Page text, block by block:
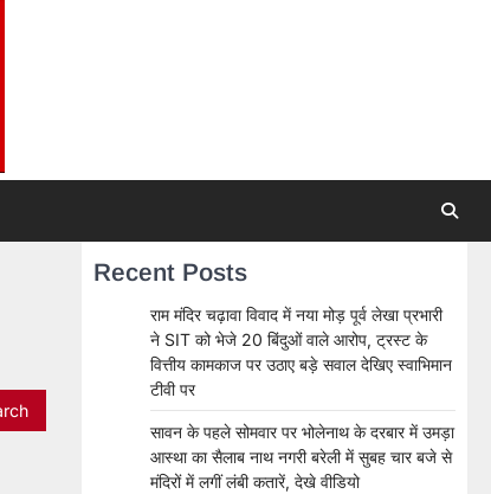
Recent Posts
राम मंदिर चढ़ावा विवाद में नया मोड़ पूर्व लेखा प्रभारी
ने SIT को भेजे 20 बिंदुओं वाले आरोप, ट्रस्ट के
वित्तीय कामकाज पर उठाए बड़े सवाल देखिए स्वाभिमान
टीवी पर
सावन के पहले सोमवार पर भोलेनाथ के दरबार में उमड़ा
आस्था का सैलाब नाथ नगरी बरेली में सुबह चार बजे से
मंदिरों में लगीं लंबी कतारें, देखे वीडियो